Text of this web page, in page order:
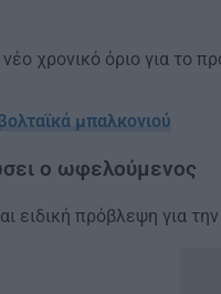
χρονικό όριο για το
μπαλκονιού
ο ωφελούμενος
ειδική πρόβλεψη για